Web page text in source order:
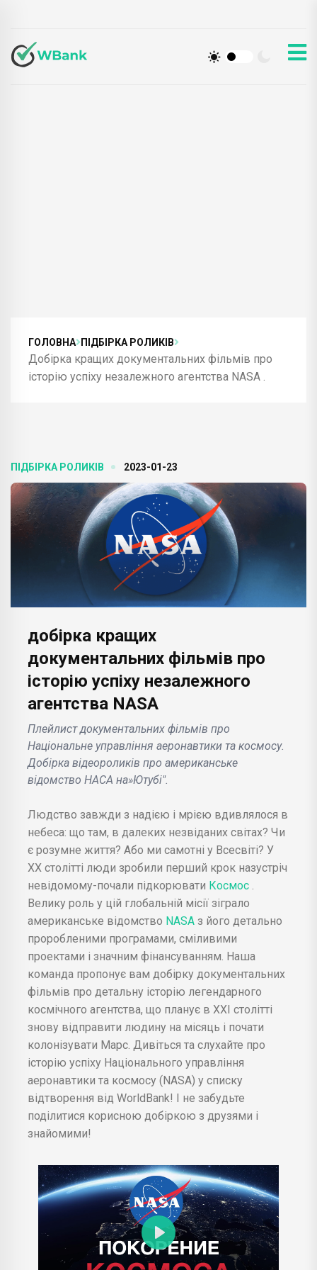
ГОЛОВНА ПІДБІРКА РОЛИКІВ
Добірка кращих документальних фільмів про
історію успіху незалежного агентства NASA .
ПІДБІРКА РОЛИКІВ 2023-01-23
добірка кращих
документальних фільмів про
історію успіху незалежного
агентства NASA
Плейлист документальних фільмів про
Національне управління аеронавтики та космосу.
Добірка відеороликів про американське
відомство НАСА на»Ютубі".
Людство завжди з надією і мрією вдивлялося в
небеса: що там, в далеких незвіданих світах? Чи
є розумне життя? Або ми самотні у Всесвіті? У
ХХ столітті люди зробили перший крок назустріч
невідомому-почали підкорювати Космос
Велику роль у цій глобальній місії зіграло
американське відомство NASA з його детально
проробленими програмами, сміливими
проектами і значним фінансуванням. Наша
команда пропонує вам добірку документальних
фільмів про детальну історію легендарного
космічного агентства, що планує в XXI столітті
знову відправити людину на місяць і почати
колонізувати Марс. Дивіться та слухайте про
історію успіху Національного управління
аеронавтики та космосу (NASA) у списку
відтворення від WorldBank! І не забудьте
поділитися корисною добіркою з друзями і
знайомими!
Play